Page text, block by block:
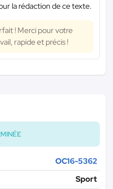
la rédaction de ce texte.
! Merci pour votre
rapide et précis !
OC16-5362
Sport